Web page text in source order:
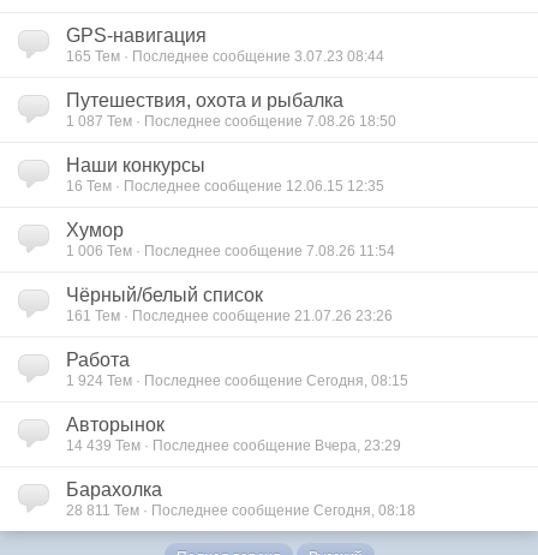
GPS-навигация
165 Тем · Последнее сообщение 3.07.23 08:44
Путешествия, охота и рыбалка
1 087 Тем · Последнее сообщение 7.08.26 18:50
Наши конкурсы
16 Тем · Последнее сообщение 12.06.15 12:35
Хумор
1 006 Тем · Последнее сообщение 7.08.26 11:54
Чёрный/белый список
161 Тем · Последнее сообщение 21.07.26 23:26
Работа
1 924 Тем · Последнее сообщение Сегодня, 08:15
Авторынок
14 439 Тем · Последнее сообщение Вчера, 23:29
Барахолка
28 811 Тем · Последнее сообщение Сегодня, 08:18